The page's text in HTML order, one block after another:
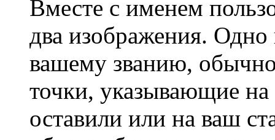
Вместе с именем
два изображения.
вашему званию, обычно
точки, указывающие
оставили или на ваш